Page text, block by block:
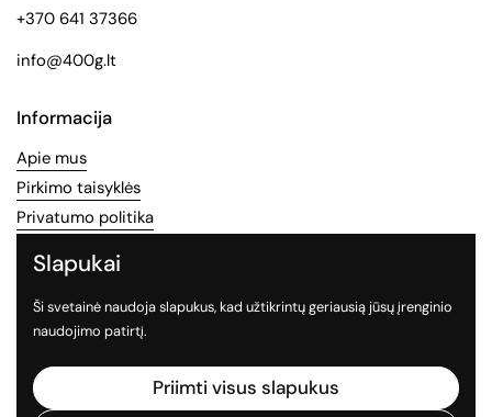
+370 641 37366
info@400g.lt
Informacija
Apie mus
Pirkimo taisyklės
Privatumo politika
Socialinės medijos
Sekite mus socialiniuose tinkluose
Facebook
Slapukai
Ši svetainė naudoja slapukus, kad užtikrintų geriausią jūsų įrenginio
naudojimo patirtį.
Priimti visus slapukus